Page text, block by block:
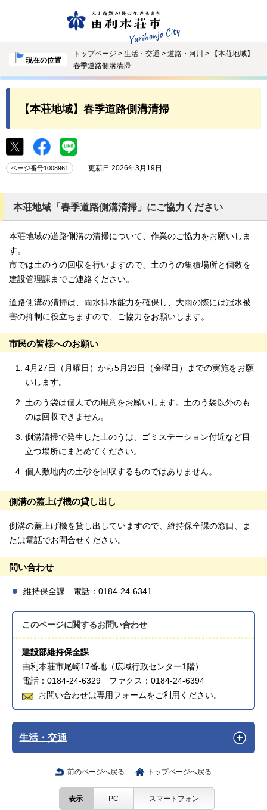
現在の位置
トップページ > 生活・交通 > 道路・河川
> 【本荘地域】
春季道路側溝清掃
【本荘地域】春季道路側溝清掃
ページ番号1008961 更新日 2026年3月19日
本荘地域「春季道路側溝清掃」にご協力ください
本荘地域の道路側溝の清掃について、作業のご協力をお願いしま
す。
市では土のうの回収を行いますので、土のうの集積場所と個数を
建設管理課までご連絡ください。
道路側溝の清掃は、雨水排水能力を確保し、大雨の際には冠水被
害の抑制に役立ちますので、ご協力をお願いします。
市民の皆様へのお願い
4月27日（月曜日）から5月29日（金曜日）までの実施をお願
いします。
土のう袋は個人での用意をお願いします。土のう袋以外のも
のは回収できません。
側溝清掃で発生した土のうは、ゴミステーション付近など目
立つ場所にまとめてください。
個人敷地内の土砂を回収するものではありません。
側溝の蓋上げ機の貸し出し
側溝の蓋上げ機を貸し出していますので、維持保全課の窓口、ま
たは電話でお問合せください。
問い合わせ
維持保全課 電話：0184-24-6341
このページに関するお問い合わせ
建設部維持保全課
由利本荘市尾崎17番地（広域行政センター1階）
電話：0184-24-6329 ファクス：0184-24-6394
お問い合わせは専用フォームをご利用ください。
生活・交通
前のページへ戻る トップページへ戻る
表示 PC スマートフォン